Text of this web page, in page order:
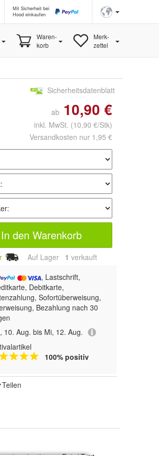
Mit Sicherheit bei
Hood einkaufen
Waren-
korb
Merk-
zettel
Sicherheitsdatenblatt
ab 10,90 €
inkl. MwSt. (10,90 €/Stk)
Versandkosten nur 1,95 €
In den Warenkorb
Auf Lager 1 verkauft
, Lastschrift,
Debitkarte,
Sofortüberweisung,
Bezahlung nach 30
10. Aug. bis Mi, 12. Aug.
100% positiv
Teilen